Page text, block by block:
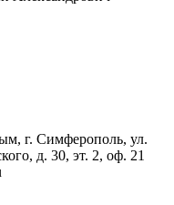
г. Симферополь, ул.
д. 30, эт. 2, оф. 21